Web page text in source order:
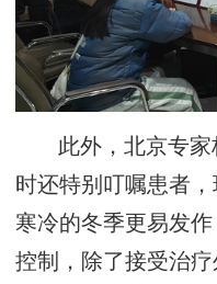
此外，北京专
时还特别叮嘱患者
寒冷的冬季更易发
控制，除了接受治